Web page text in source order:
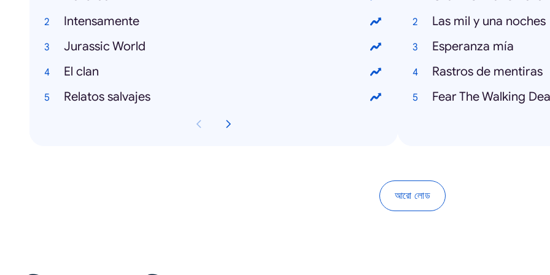
Intensamente
Jurassic World
El clan
Relatos salvajes
Las mil y una noches
Esperanza mía
Rastros de mentiras
Fear The Walking
আরো লোড